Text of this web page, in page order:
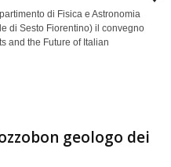
di Fisica e Astronomia
di Sesto Fiorentino) il convegno
and the Future of Italian
geologo dei